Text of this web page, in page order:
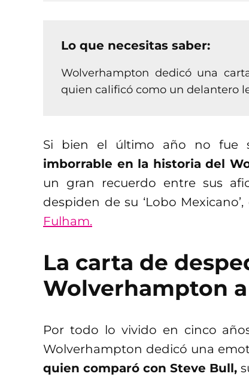
Lo que necesitas saber:
Wolverhampton dedicó una
quien calificó como un delantero
Si bien el último año no fue
imborrable en la historia del
un gran recuerdo entre sus
despiden de su ‘Lobo Mexicano’,
Fulham.
La carta de
Wolverhampton
Por todo lo vivido en cinco
Wolverhampton dedicó una
quien comparó con Steve Bull,